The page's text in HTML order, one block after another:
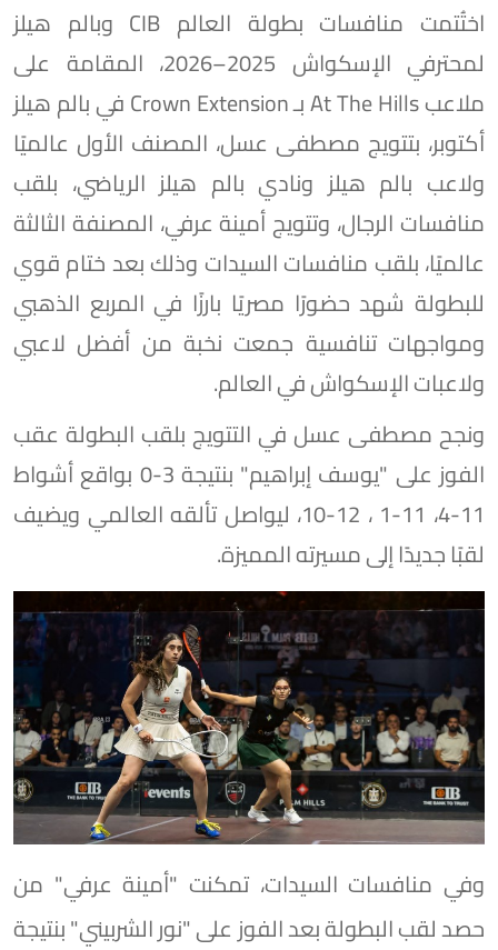
اختُتمت منافسات بطولة العالم CIB وبالم هيلز
لمحترفي الإسكواش 2025–2026، المقامة على
ملاعب At The Hills بـ Crown Extension في بالم هيلز
أكتوبر، بتتويج مصطفى عسل، المصنف الأول عالميًا
ولاعب بالم هيلز ونادي بالم هيلز الرياضي، بلقب
منافسات الرجال، وتتويج أمينة عرفي، المصنفة الثالثة
عالميًا، بلقب منافسات السيدات وذلك بعد ختام قوي
للبطولة شهد حضورًا مصريًا بارزًا في المربع الذهبي
ومواجهات تنافسية جمعت نخبة من أفضل لاعبي
ولاعبات الإسكواش في العالم.
ونجح مصطفى عسل في التتويج بلقب البطولة عقب
الفوز على "يوسف إبراهيم" بنتيجة 3-0 بواقع أشواط
11-4، 11-1 ، 12-10، ليواصل تألقه العالمي ويضيف
لقبًا جديدًا إلى مسيرته المميزة.
وفي منافسات السيدات، تمكنت "أمينة عرفي" من
حصد لقب البطولة بعد الفوز على "نور الشربيني" بنتيجة